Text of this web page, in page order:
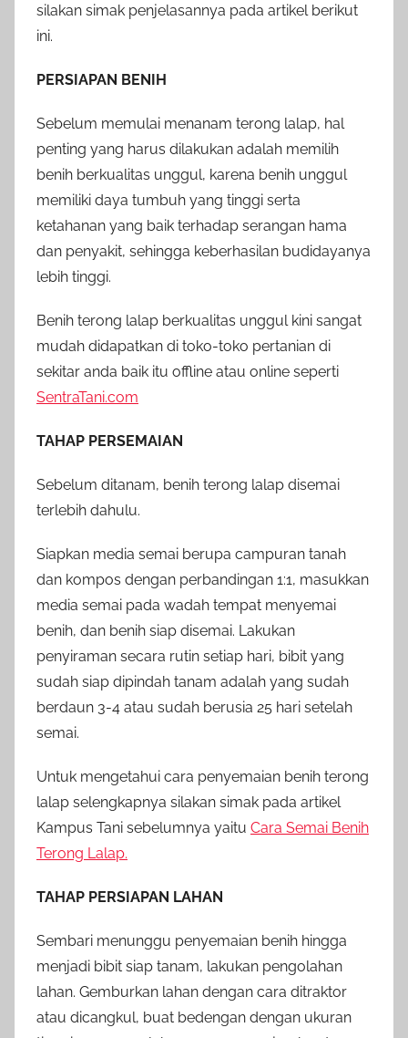
silakan simak penjelasannya pada artikel berikut
ini.
PERSIAPAN BENIH
Sebelum memulai menanam terong lalap, hal
penting yang harus dilakukan adalah memilih
benih berkualitas unggul, karena benih unggul
memiliki daya tumbuh yang tinggi serta
ketahanan yang baik terhadap serangan hama
dan penyakit, sehingga keberhasilan budidayanya
lebih tinggi.
Benih terong lalap berkualitas unggul kini sangat
mudah didapatkan di toko-toko pertanian di
sekitar anda baik itu offline atau online seperti
SentraTani.com
TAHAP PERSEMAIAN
Sebelum ditanam, benih terong lalap disemai
terlebih dahulu.
Siapkan media semai berupa campuran tanah
dan kompos dengan perbandingan 1:1, masukkan
media semai pada wadah tempat menyemai
benih, dan benih siap disemai. Lakukan
penyiraman secara rutin setiap hari, bibit yang
sudah siap dipindah tanam adalah yang sudah
berdaun 3-4 atau sudah berusia 25 hari setelah
semai.
Untuk mengetahui cara penyemaian benih terong
lalap selengkapnya silakan simak pada artikel
Kampus Tani sebelumnya yaitu Cara Semai Benih
Terong Lalap.
TAHAP PERSIAPAN LAHAN
Sembari menunggu penyemaian benih hingga
menjadi bibit siap tanam, lakukan pengolahan
lahan. Gemburkan lahan dengan cara ditraktor
atau dicangkul, buat bedengan dengan ukuran